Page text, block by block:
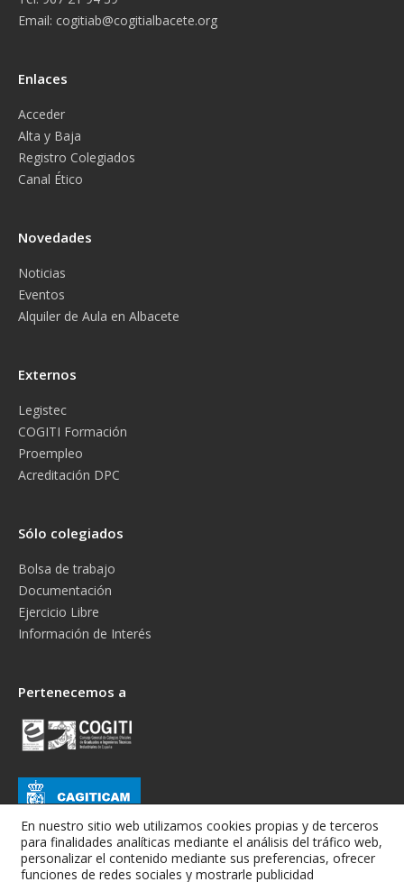
Email: cogitiab@cogitialbacete.org
Enlaces
Acceder
Alta y Baja
Registro Colegiados
Canal Ético
Novedades
Noticias
Eventos
Alquiler de Aula en Albacete
Externos
Legistec
COGITI Formación
Proempleo
Acreditación DPC
Sólo colegiados
Bolsa de trabajo
Documentación
Ejercicio Libre
Información de Interés
Pertenecemos a
En nuestro sitio web utilizamos cookies propias y de terceros
para finalidades analíticas mediante el análisis del tráfico web,
personalizar el contenido mediante sus preferencias, ofrecer
funciones de redes sociales y mostrarle publicidad